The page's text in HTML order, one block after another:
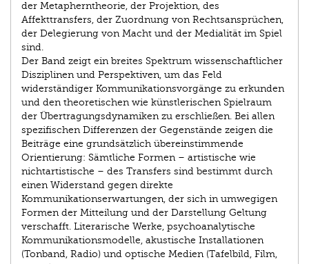
der Metapherntheorie, der Projektion, des
Affekttransfers, der Zuordnung von Rechtsansprüchen,
der Delegierung von Macht und der Medialität im Spiel
sind.
Der Band zeigt ein breites Spektrum wissenschaftlicher
Disziplinen und Perspektiven, um das Feld
widerständiger Kommunikationsvorgänge zu erkunden
und den theoretischen wie künstlerischen Spielraum
der Übertragungsdynamiken zu erschließen. Bei allen
spezifischen Differenzen der Gegenstände zeigen die
Beiträge eine grundsätzlich übereinstimmende
Orientierung: Sämtliche Formen – artistische wie
nichtartistische – des Transfers sind bestimmt durch
einen Widerstand gegen direkte
Kommunikationserwartungen, der sich in umwegigen
Formen der Mitteilung und der Darstellung Geltung
verschafft. Literarische Werke, psychoanalytische
Kommunikationsmodelle, akustische Installationen
(Tonband, Radio) und optische Medien (Tafelbild, Film,